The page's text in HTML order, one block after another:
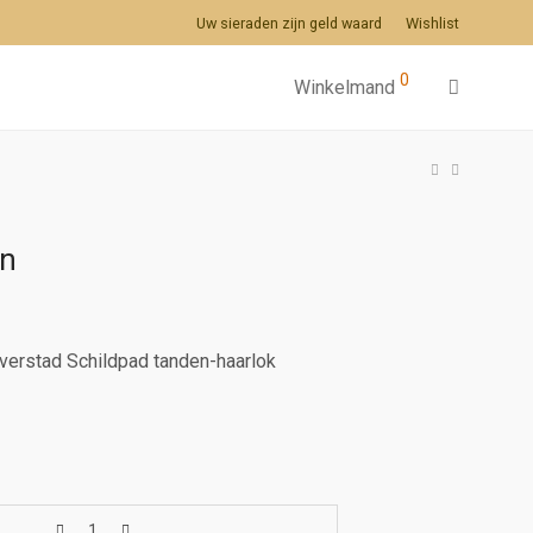
Uw sieraden zijn geld waard Wishlist
Winkelmand 0
Schildpad tanden-haarlok